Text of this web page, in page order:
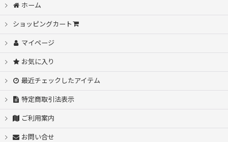
ホーム
ショッピングカート
マイページ
お気に入り
最近チェックしたアイテム
特定商取引法表示
ご利用案内
お問い合せ